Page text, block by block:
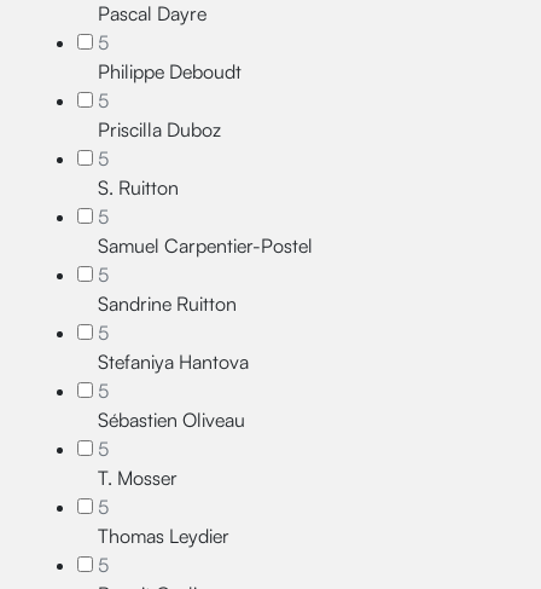
Pascal Dayre
5
Philippe Deboudt
5
Priscilla Duboz
5
S. Ruitton
5
Samuel Carpentier-Postel
5
Sandrine Ruitton
5
Stefaniya Hantova
5
Sébastien Oliveau
5
T. Mosser
5
Thomas Leydier
5